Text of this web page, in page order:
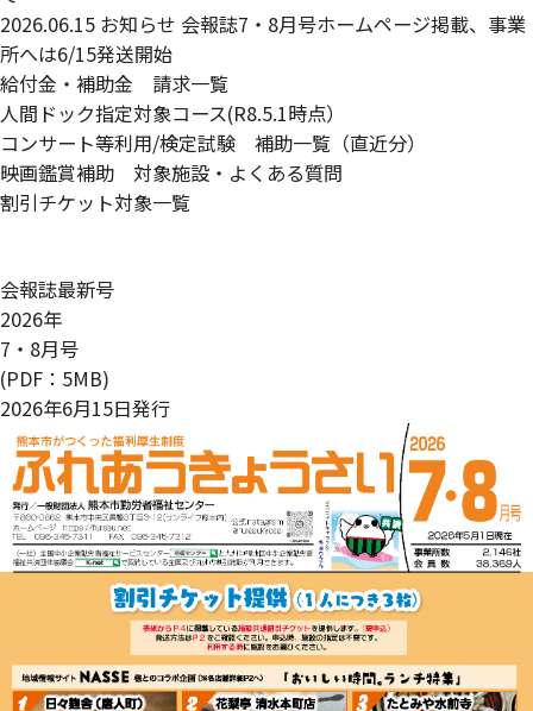
2026.06.15 お知らせ 会報誌7・8月号ホームページ掲載、事業
所へは6/15発送開始
給付金・補助金 請求一覧
人間ドック指定対象コース(R8.5.1時点）
コンサート等利用/検定試験 補助一覧 （直近分）
映画鑑賞補助 対象施設・よくある質問
割引チケット対象一覧
会報誌最新号
2026年
7・8月号
(PDF：5MB)
2026年6月15日発行